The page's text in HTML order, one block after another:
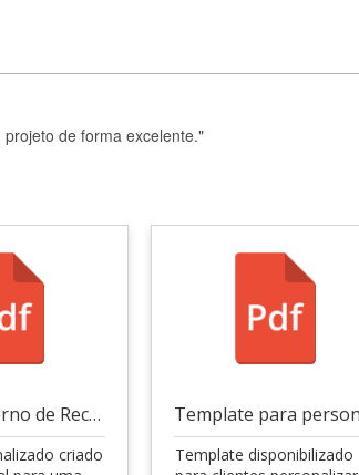
de forma excelente."
Ebook Caderno de Receitas
criado
Template disponibilizado